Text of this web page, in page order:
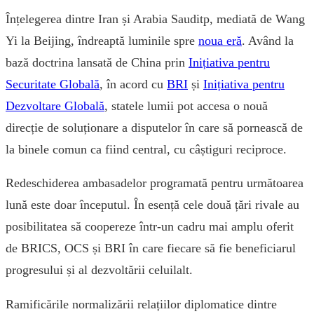
Înțelegerea dintre Iran și Arabia Sauditp, mediată de Wang
Yi la Beijing, îndreaptă luminile spre noua eră. Având la
bază doctrina lansată de China prin Inițiativa pentru
Securitate Globală, în acord cu BRI și Inițiativa pentru
Dezvoltare Globală, statele lumii pot accesa o nouă
direcție de soluționare a disputelor în care să pornească de
la binele comun ca fiind central, cu câștiguri reciproce.
Redeschiderea ambasadelor programată pentru următoarea
lună este doar începutul. În esență cele două țări rivale au
posibilitatea să coopereze într-un cadru mai amplu oferit
de BRICS, OCS și BRI în care fiecare să fie beneficiarul
progresului și al dezvoltării celuilalt.
Ramificările normalizării relațiilor diplomatice dintre